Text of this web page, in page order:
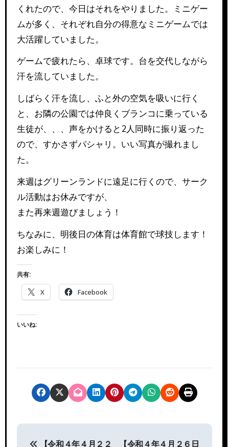
くれたので、今日はそれをやりました。ミニゲー
ムが多く、それぞれ自分の得意なミニゲームでは
大活躍していました。
ゲームで疲れたら、卓球です。台を交代しながら
汗を流していました。
しばらく汗を流し、ふと外の空気を吸いに行く
と、お隣の公園では仲良くブランコに乗っている
生徒が、、、声をかけると2人同時に振り返った
ので、すかさずパシャリ。いい写真が撮れまし
た。
来週はグリーンランドに遠足に行くので、サーク
ル活動はお休みですが、
また再来週遊びましょう！
ちなみに、明後日の体育は体育館で球技します！
お楽しみに！
共有:
X
Facebook
いいね:
投
【令和４年４月２２ 【令和４年４月２６日